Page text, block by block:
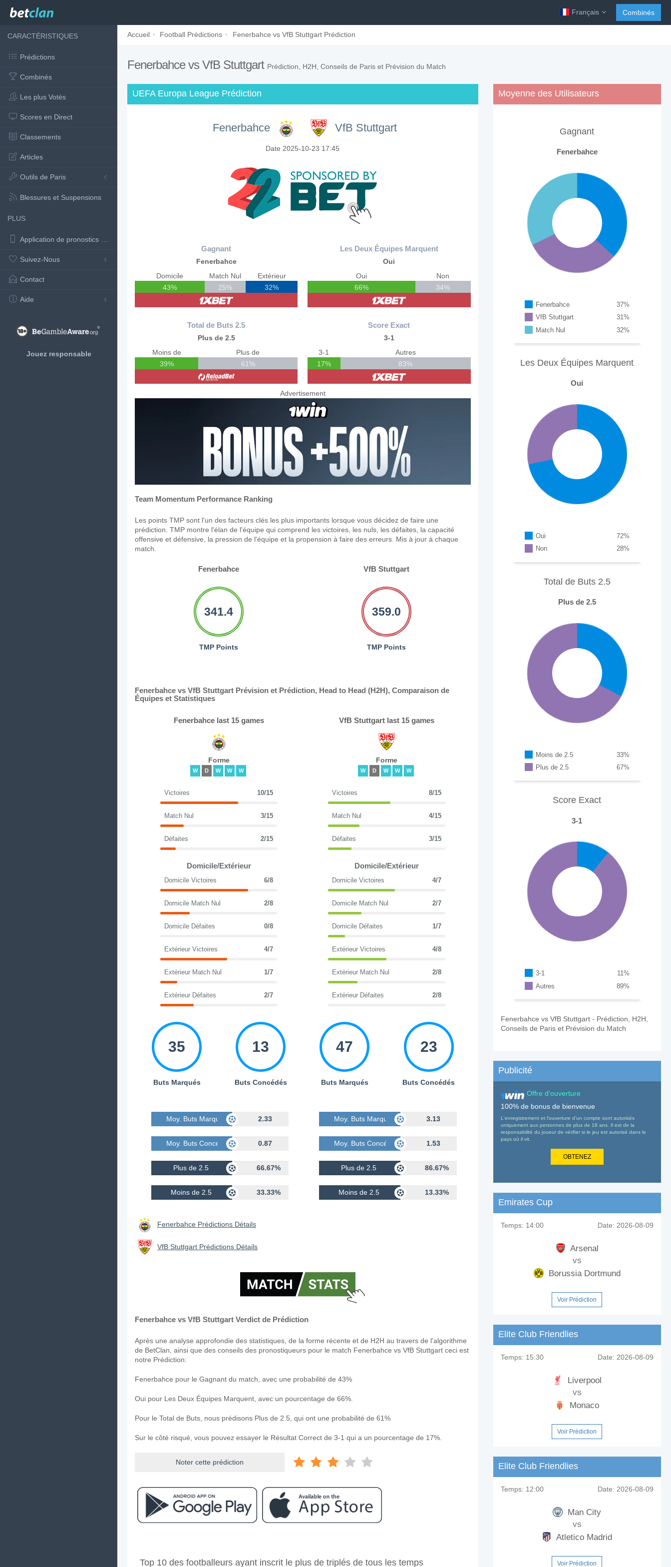
Français Combinés
CARACTÉRISTIQUES
Prédictions
Combinés
Les plus Votés
Scores en Direct
Classements
Articles
Outils de Paris
Blessures et Suspensions
PLUS
Application de pronostics de football
Suivez-Nous
Contact
Aide
Jouez responsable
Accueil Football Prédictions Fenerbahce vs VfB Stuttgart Prédiction
Fenerbahce vs VfB Stuttgart Prédiction, H2H, Conseils de Paris et Prévision du Match
UEFA Europa League Prédiction
Fenerbahce VfB Stuttgart
Date 2025-10-23 17:45
Gagnant
Fenerbahce
Domicile
43%
Match Nul
25%
Extérieur
32%
Total de Buts 2.5
Plus de 2.5
Moins de
39%
Plus de
61%
Les Deux Équipes Marquent
Oui
Oui
66%
Non
34%
Score Exact
3-1
3-1
17%
Autres
83%
Advertisement
Team Momentum Performance Ranking
Les points TMP sont l'un des facteurs clés les plus importants lorsque vous décidez de faire une
prédiction. TMP montre l'élan de l'équipe qui comprend les victoires, les nuls, les défaites, la capacité
offensive et défensive, la pression de l'équipe et la propension à faire des erreurs. Mis à jour à chaque
match.
Fenerbahce VfB Stuttgart
341.4
TMP Points
359.0
TMP Points
Fenerbahce vs VfB Stuttgart Prévision et Prédiction, Head to Head (H2H), Comparaison de
Équipes et Statistiques
Fenerbahce last 15 games
Forme
W D W W W
Victoires 10/15
Match Nul 3/15
Défaites 2/15
Domicile/Extérieur
Domicile Victoires 6/8
Domicile Match Nul 2/8
Domicile Défaites 0/8
Extérieur Victoires 4/7
Extérieur Match Nul 1/7
Extérieur Défaites 2/7
35
Buts Marqués
13
Buts Concédés
Moy. Buts Marqués 2.33
Moy. Buts Concédés 0.87
Plus de 2.5 66.67%
Moins de 2.5 33.33%
VfB Stuttgart last 15 games
Forme
W D W W W
Victoires 8/15
Match Nul 4/15
Défaites 3/15
Domicile/Extérieur
Domicile Victoires 4/7
Domicile Match Nul 2/7
Domicile Défaites 1/7
Extérieur Victoires 4/8
Extérieur Match Nul 2/8
Extérieur Défaites 2/8
47
Buts Marqués
23
Buts Concédés
Moy. Buts Marqués 3.13
Moy. Buts Concédés 1.53
Plus de 2.5 86.67%
Moins de 2.5 13.33%
Fenerbahce Prédictions Détails
VfB Stuttgart Prédictions Détails
Fenerbahce vs VfB Stuttgart Verdict de Prédiction
Après une analyse approfondie des statistiques, de la forme récente et de H2H au travers de l'algorithme
de BetClan, ainsi que des conseils des pronostiqueurs pour le match Fenerbahce vs VfB Stuttgart ceci est
notre Prédiction:
Fenerbahce pour le Gagnant du match, avec une probabilité de 43%
Oui pour Les Deux Équipes Marquent, avec un pourcentage de 66%.
Pour le Total de Buts, nous prédisons Plus de 2.5, qui ont une probabilité de 61%
Sur le côté risqué, vous pouvez essayer le Résultat Correct de 3-1 qui a un pourcentage de 17%.
Noter cette prédiction
Le match entre Fenerbahce v VfB Stuttgart 23 October 2025 17:45.
Top 10 des footballeurs ayant inscrit le plus de triplés de tous les temps
Moyenne des Utilisateurs
Gagnant
Fenerbahce
Fenerbahce %
37
VfB Stuttgart
%
31
Match Nul
%
32
Les Deux Équipes Marquent
Oui
Oui %
72
Non
%
28
Total de Buts 2.5
Plus de 2.5
Moins de 2.5 %
33
Plus de 2.5
%
67
Score Exact
3-1
3-1 %
11
Autres
%
89
Fenerbahce vs VfB Stuttgart - Prédiction, H2H,
Conseils de Paris et Prévision du Match
Publicité
Offre d'ouverture
100% de bonus de bienvenue
L'enregistrement et l'ouverture d'un compte sont autorisés
uniquement aux personnes de plus de 18 ans. Il est de la
responsabilité du joueur de vérifier si le jeu est autorisé dans le
pays où il vit.
OBTENEZ
Emirates Cup
Temps: 14:00 Date: 2026-08-09
Arsenal
vs
Borussia Dortmund
Voir Prédiction
Elite Club Friendlies
Temps: 15:30 Date: 2026-08-09
Liverpool
vs
Monaco
Voir Prédiction
Elite Club Friendlies
Temps: 12:00 Date: 2026-08-09
Man City
vs
Atletico Madrid
Voir Prédiction